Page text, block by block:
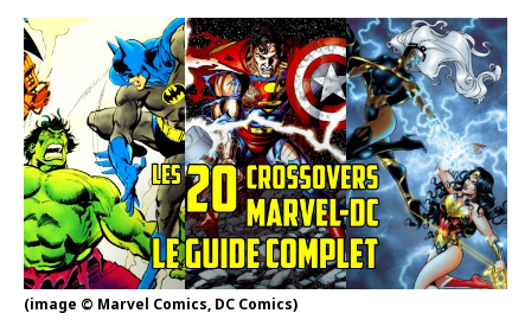
(image © Marvel Comics, DC Comics)